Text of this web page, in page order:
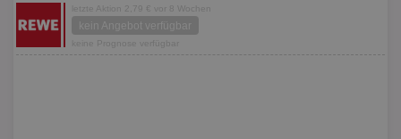
letzte Aktion 2,79 € vor 8 Wochen
kein Angebot verfügbar
keine Prognose verfügbar